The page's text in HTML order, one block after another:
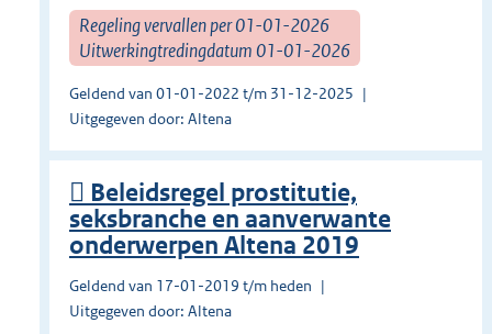
Regeling vervallen per 01-01-2026
Uitwerkingtredingdatum 01-01-2026
Geldend van 01-01-2022 t/m 31-12-2025
Uitgegeven door: Altena
 Beleidsregel prostitutie,
seksbranche en aanverwante
onderwerpen Altena 2019
Geldend van 17-01-2019 t/m heden
Uitgegeven door: Altena